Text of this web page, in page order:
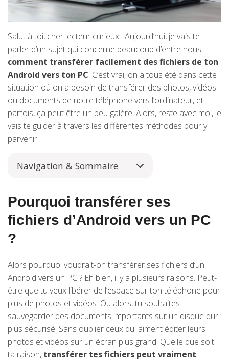
Salut à toi, cher lecteur curieux ! Aujourd’hui, je vais te
parler d’un sujet qui concerne beaucoup d’entre nous :
comment transférer facilement des fichiers de ton
Android vers ton PC. C’est vrai, on a tous été dans cette
situation où on a besoin de transférer des photos, vidéos
ou documents de notre téléphone vers l’ordinateur, et
parfois, ça peut être un peu galère. Alors, reste avec moi, je
vais te guider à travers les différentes méthodes pour y
parvenir.
Navigation & Sommaire
Pourquoi transférer ses
fichiers d’Android vers un PC
?
Alors pourquoi voudrait-on transférer ses fichiers d’un
Android vers un PC ? Eh bien, il y a plusieurs raisons. Peut-
être que tu veux libérer de l’espace sur ton téléphone pour
plus de photos et vidéos. Ou alors, tu souhaites
sauvegarder des documents importants sur un disque dur
plus sécurisé. Sans oublier ceux qui aiment éditer leurs
photos et vidéos sur un écran plus grand. Quelle que soit
ta raison, transférer tes fichiers peut vraiment